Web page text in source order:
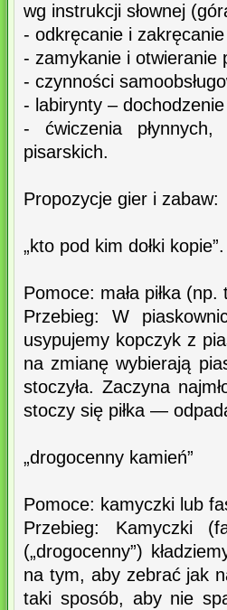
wg instrukcji słownej
- odkręcanie i
- zamykanie i otwieranie
- czynności
- labirynty –
- ćwiczenia płynnych,
pisarskich.
Propozycje gier i zabaw:
„kto pod kim dołki kopie”.
Pomoce: mała piłka
Przebieg: W
usypujemy kopczyk z
na zmianę wybierają
stoczyła. Zaczyna
stoczy się piłka —
„drogocenny kamień”
Pomoce: kamyczki lub
Przebieg: Kamyczki
(„drogocenny”)
na tym, aby zebrać jak
taki sposób, aby nie